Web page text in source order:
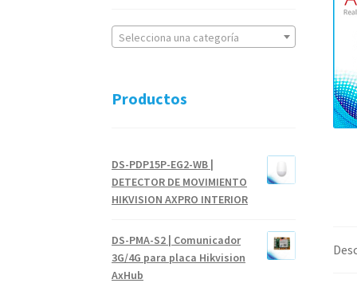
Selecciona una categoría
Productos
DS-PDP15P-EG2-WB |
DETECTOR DE MOVIMIENTO
HIKVISION AXPRO INTERIOR
DS-PMA-S2 | Comunicador
3G/4G para placa Hikvision
AxHub